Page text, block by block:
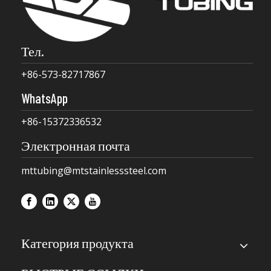
Тел.
+86-573-82717867
WhatsApp
+86-15372336532
Электронная почта
mttubing@mtstainlesssteel.com
Категория продукта